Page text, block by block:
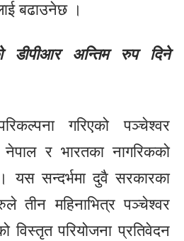
बढाउनेछ ।
डीपीआर अन्तिम रुप दिने
गरिएको पञ्चेश्वर
नेपाल र भारतका नागरिकको
यस सन्दर्भमा दुवै सरकारका
तीन महिनाभित्र पञ्चेश्वर
विस्तृत परियोजना प्रतिवेदन